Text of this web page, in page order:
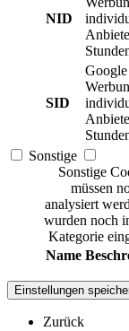
NID
SID
Sonstige
Sonstige
müssen
analysiert
wurden noch
Kategorie
Name
Einstellungen
Zurück